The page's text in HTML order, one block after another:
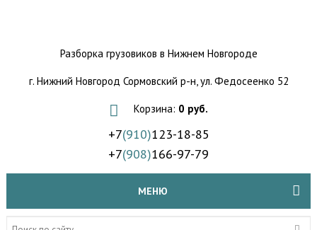
Разборка грузовиков в Нижнем Новгороде
г. Нижний Новгород Сормовский р-н,ул. Федосеенко 52
Корзина: 0 руб.
+7(910)123-18-85
+7(908)166-97-79
МЕНЮ